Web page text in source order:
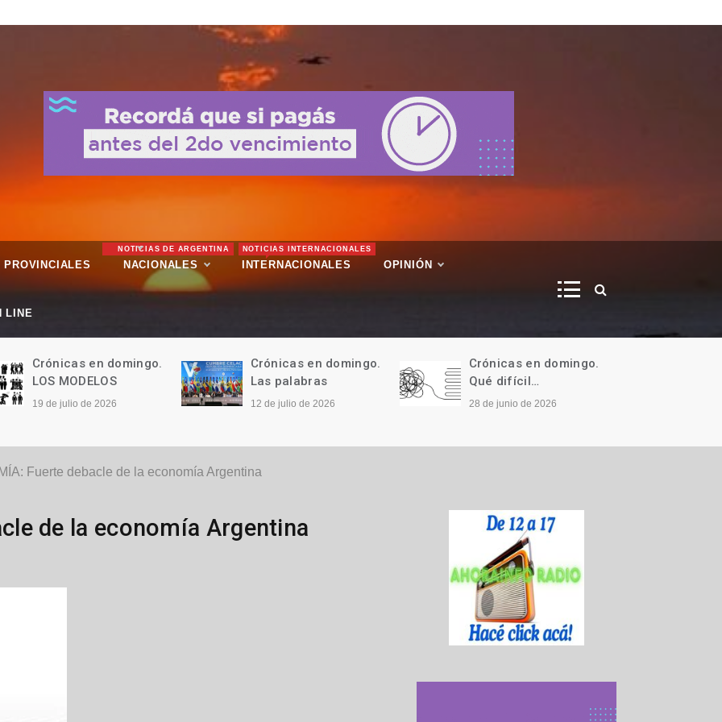
PROVINCIALES NACIONALES
NOTICIAS DE ARGENTINA
INTERNACIONALES
NOTICIAS INTERNACIONALES
OPINIÓN
LINE
Crónicas en domingo.
LOS MODELOS
19 de julio de 2026
Crónicas en domingo.
Las palabras
12 de julio de 2026
Crónicas en domingo.
Qué difícil…
28 de junio de 2026
Fuerte debacle de la economía Argentina
de la economía Argentina